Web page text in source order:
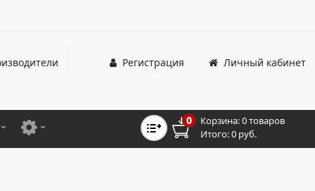
Личный кабинет
Регистрация
0 Корзина:0 товаров
Итого:0 руб.